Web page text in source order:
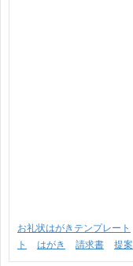
お礼状はがきテンプレート
ト
はがき 請求書 提案